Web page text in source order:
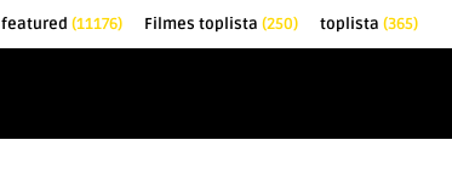
featured (11176) Filmes toplista (250) toplista (365)